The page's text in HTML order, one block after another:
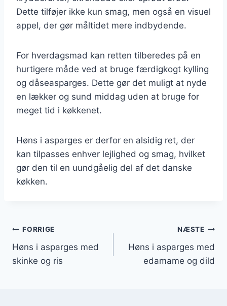
Dette tilføjer ikke kun smag, men også en visuel
appel, der gør måltidet mere indbydende.
For hverdagsmad kan retten tilberedes på en
hurtigere måde ved at bruge færdigkogt kylling
og dåseasparges. Dette gør det muligt at nyde
en lækker og sund middag uden at bruge for
meget tid i køkkenet.
Høns i asparges er derfor en alsidig ret, der
kan tilpasses enhver lejlighed og smag, hvilket
gør den til en uundgåelig del af det danske
køkken.
Indlægsnavigation
FORRIGE
Høns i asparges med
skinke og ris
NÆSTE
Høns i asparges med
edamame og dild